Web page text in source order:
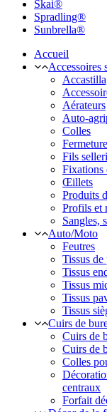
Skai®
Spradling®
Sunbrella®
Accueil
Accessoires
Aérateurs
Auto-
Colles
Fils
Fixations
Œillets
Produits
Profils et
Sangles,
Auto/Moto
Feutres
Tissus
Tissus
Tissus
Tissus
Tissus
Cuirs de
Cuirs de
Cuirs de
Colles
centraux
Forfait